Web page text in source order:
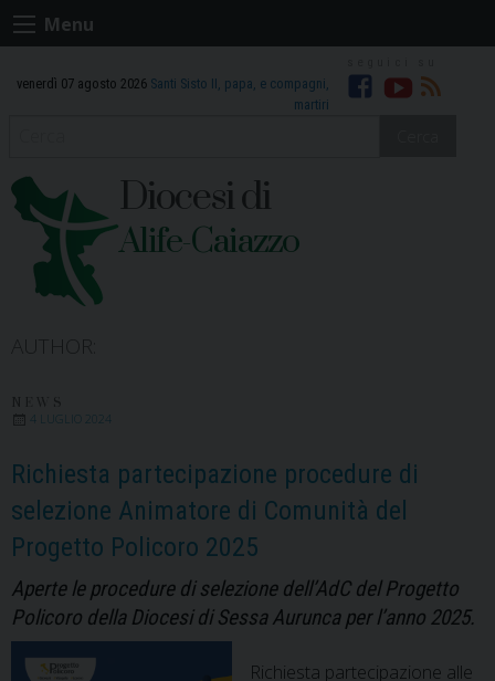
Skip
to
Menu
venerdì 07 agosto 2026 Santi Sisto II, papa, e compagni,
martiri
Facebook
Youtube
RSS
Diocesi di
Alife-Caiazzo
4 LUGLIO 2024
Richiesta partecipazione procedure di
selezione Animatore di Comunità del
Progetto Policoro 2025
Aperte le procedure di selezione dell’AdC del Progetto
Policoro della Diocesi di Sessa Aurunca per l’anno 2025.
Richiesta partecipazione alle